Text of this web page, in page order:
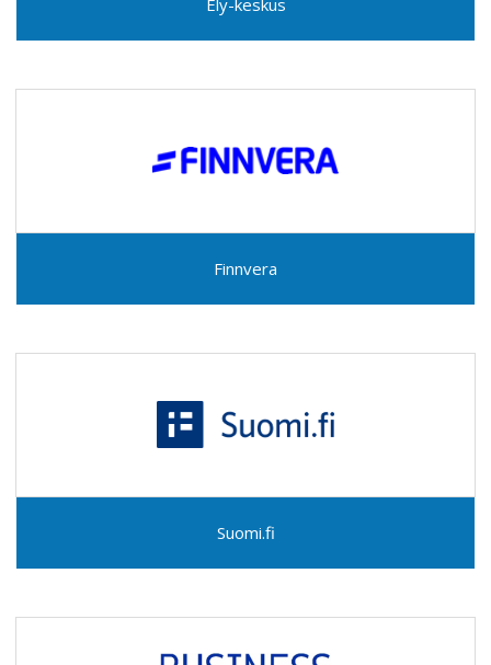
Ely-keskus
Finnvera
Suomi.fi